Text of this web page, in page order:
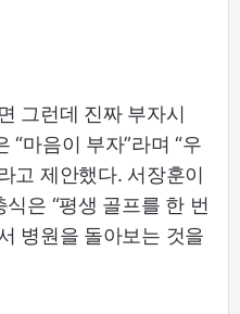
그런데 진짜 부자시
“마음이 부자”라며 “우
고 제안했다. 서장훈이
식은 “평생 골프를 한 번
병원을 돌아보는 것을